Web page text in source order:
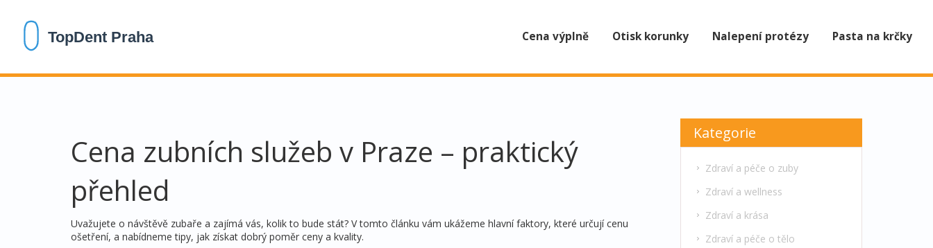
Cena výplně Otisk korunky Nalepení protézy Pasta na krčky
Cena zubních služeb v Praze – praktický
přehled
Uvažujete o návštěvě zubaře a zajímá vás, kolik to bude stát? V tomto článku vám ukážeme hlavní faktory, které určují cenu
ošetření, a nabídneme tipy, jak získat dobrý poměr ceny a kvality.
Kategorie
Zdraví a péče o zuby
Zdraví a wellness
Zdraví a krása
Zdraví a péče o tělo